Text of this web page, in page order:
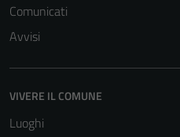
Comunicati
Avvisi
VIVERE IL COMUNE
Luoghi